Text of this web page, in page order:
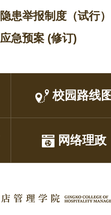
患举报制度（试行）
急预案 (修订)
校园路线
网络理政